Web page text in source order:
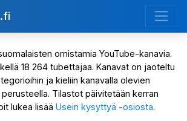
omistamia YouTube-kanavia.
18 264 tubettajaa. Kanavat on jaoteltu
ja kieliin kanavalla olevien
Tilastot päivitetään kerran
lukea lisää Usein kysyttyä -osiosta.